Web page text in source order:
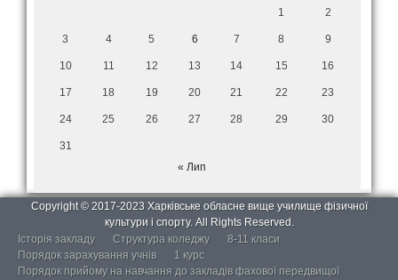
1 2
3 4 5 6 7 8 9
10 11 12 13 14 15 16
17 18 19 20 21 22 23
24 25 26 27 28 29 30
31
« Лип
Copyright © 2017-2023 Харківське обласне вище училище фізичної
культури і спорту. All Rights Reserved.
Історія закладу
Структура коледжу
8-11 класи
Порядок зарахування учнів
1 курс
Порядок прийому на навчання до закладів фахової передвищої